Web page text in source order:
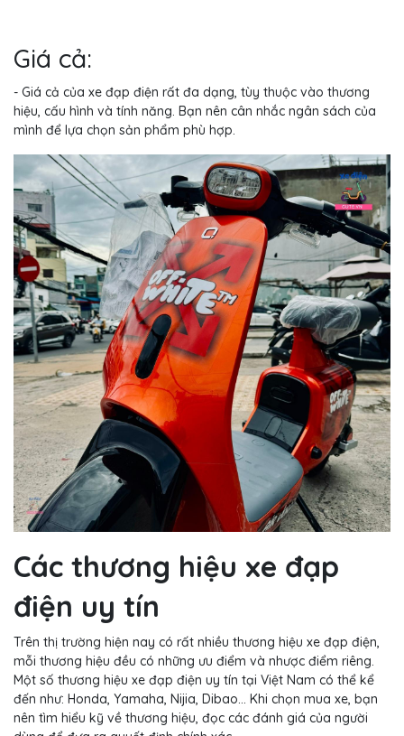
Giá cả:
- Giá cả của xe đạp điện rất đa dạng, tùy thuộc vào thương
hiệu, cấu hình và tính năng. Bạn nên cân nhắc ngân sách của
mình để lựa chọn sản phẩm phù hợp.
Các thương hiệu xe đạp
điện uy tín
Trên thị trường hiện nay có rất nhiều thương hiệu xe đạp điện,
mỗi thương hiệu đều có những ưu điểm và nhược điểm riêng.
Một số thương hiệu xe đạp điện uy tín tại Việt Nam có thể kể
đến như: Honda, Yamaha, Nijia, Dibao... Khi chọn mua xe, bạn
nên tìm hiểu kỹ về thương hiệu, đọc các đánh giá của người